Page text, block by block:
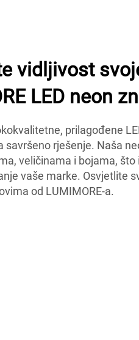
vidljivost
LED neon
prilagođene
savršeno rješenje. Naša
veličinama i bojama, što
vaše marke. Osvjetlite
od LUMIMORE-a.